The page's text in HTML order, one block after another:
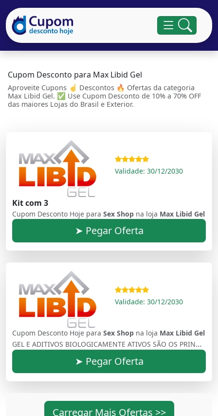
Cupom Desconto para Max Libid Gel
Aproveite Cupons ☝ Descontos 🔥 Ofertas da categoria
Max Libid Gel. ✅ Use Cupom Desconto de 10% a 70% OFF
das maiores Lojas do Brasil e Exterior.
Validade: 30/12/2030
Kit com 3
Cupom Desconto Hoje para Sex Shop na loja Max Libid Gel
➤ Pegar Oferta
Validade: 30/12/2030
Cupom Desconto Hoje para Sex Shop na loja Max Libid Gel
GEL E ADITIVOS BIOLOGICAMENTE ATIVOS SÃO OS PRINCIPAIS MÉTODOS PARA MELHORAR A POTÊNCIA SEXUAL
➤ Pegar Oferta
Carregar Mais Ofertas >>